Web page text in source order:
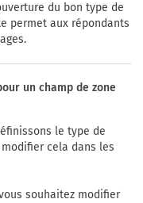
du bon type de
permet aux répondants
un champ de zone
le type de
cela dans les
souhaitez modifier